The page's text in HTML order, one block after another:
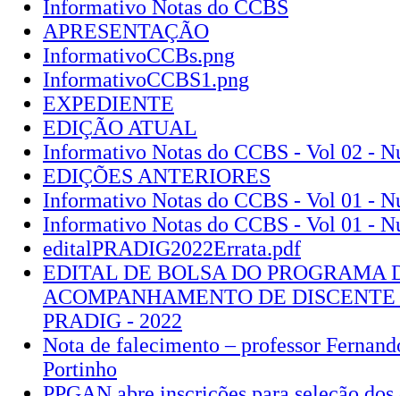
Informativo Notas do CCBS
APRESENTAÇÃO
InformativoCCBs.png
InformativoCCBS1.png
EXPEDIENTE
EDIÇÃO ATUAL
Informativo Notas do CCBS - Vol 02 -
EDIÇÕES ANTERIORES
Informativo Notas do CCBS - Vol 01 -
Informativo Notas do CCBS - Vol 01 -
editalPRADIG2022Errata.pdf
EDITAL DE BOLSA DO PROGRAMA
ACOMPANHAMENTO DE
PRADIG - 2022
Nota de falecimento – professor
Portinho